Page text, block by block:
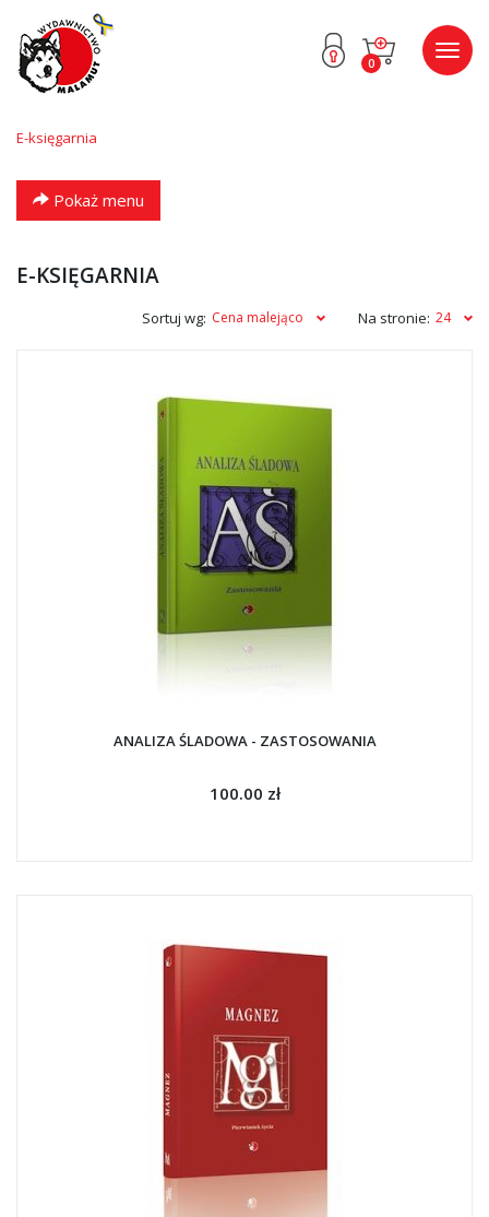
Przejdź
do menu
głównego
Przejdź
do
menu
stopce
0
menu
E-księgarnia
Pokaż menu
E-KSIĘGARNIA
Sortuj wg: Cena malejąco Na stronie: 24
ANALIZA ŚLADOWA - ZASTOSOWANIA
100.00 zł